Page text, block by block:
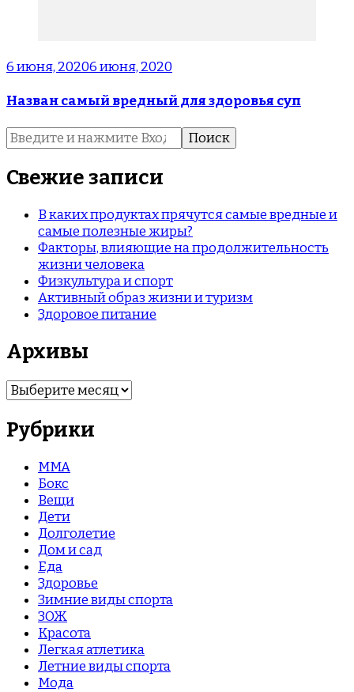
6 июня, 20206 июня, 2020
Назван самый вредный для здоровья суп
Найти:
Свежие записи
В каких продуктах прячутся самые вредные и
самые полезные жиры?
Факторы, влияющие на продолжительность
жизни человека
Физкультура и спорт
Активный образ жизни и туризм
Здоровое питание
Архивы
Архивы
Рубрики
MMA
Бокс
Вещи
Дети
Долголетие
Дом и сад
Еда
Здоровье
Зимние виды спорта
ЗОЖ
Красота
Легкая атлетика
Летние виды спорта
Мода